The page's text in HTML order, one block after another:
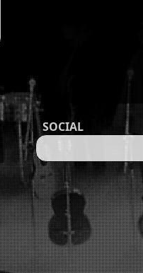
SOCIAL